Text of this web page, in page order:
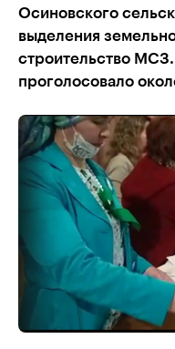
Осиновского
выделения
строительство
проголосовало